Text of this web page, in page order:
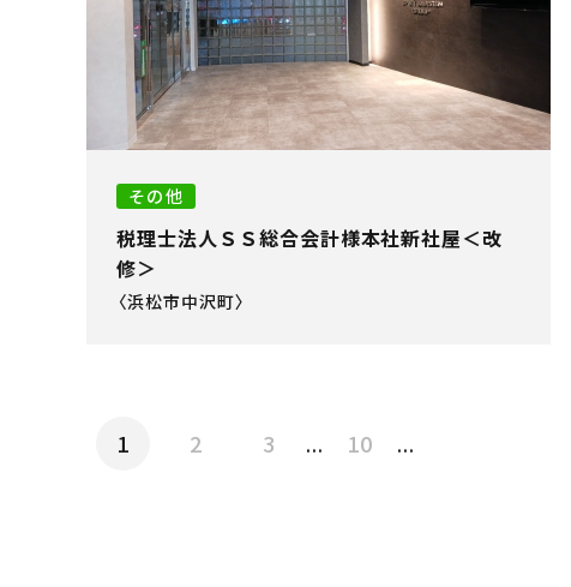
その他
税理士法人ＳＳ総合会計様本社新社屋＜改
修＞
〈浜松市中沢町〉
1 2 3 ... 10 ...